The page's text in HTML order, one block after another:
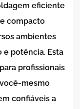
eficiente
compacto
ambientes
potência. Esta
profissionais
mesmo
confiáveis ​​a